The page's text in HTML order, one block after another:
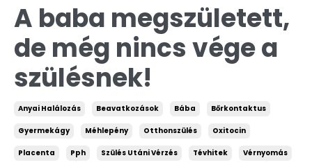
A baba megszületett,
de még nincs vége a
szülésnek!
Anyai Halálozás Beavatkozások Bába Bőrkontaktus
Gyermekágy Méhlepény Otthonszülés Oxitocin
Placenta Pph Szülés Utáni Vérzés Tévhitek Vérnyomás